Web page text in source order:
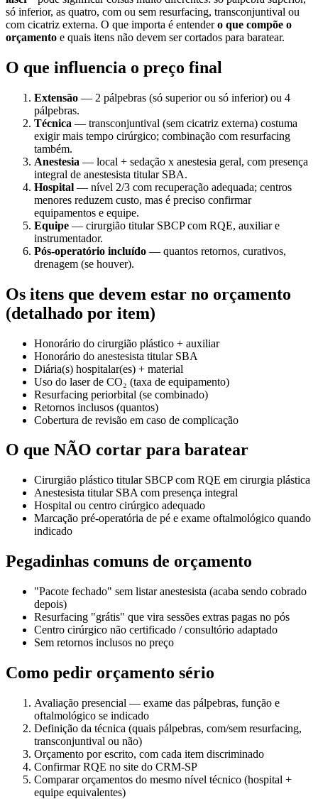
só inferior, as quatro, com ou sem resurfacing, transconjuntival ou
com cicatriz externa. O que importa é entendero que compõe o
orçamento e quais itens não devem ser cortados para baratear.
O que influencia o preço final
Extensão — 2 pálpebras (só superior ou só inferior) ou 4
pálpebras.
Técnica — transconjuntival (sem cicatriz externa) costuma
exigir mais tempo cirúrgico; combinação com resurfacing
também.
Anestesia — local + sedação x anestesia geral, com presença
integral de anestesista titular SBA.
Hospital — nível 2/3 com recuperação adequada; centros
menores reduzem custo, mas é preciso confirmar
equipamentos e equipe.
Equipe — cirurgião titular SBCP com RQE, auxiliar e
instrumentador.
Pós-operatório incluído — quantos retornos, curativos,
drenagem (se houver).
Os itens que devem estar no orçamento
(detalhado por item)
Honorário do cirurgião plástico + auxiliar
Honorário do anestesista titular SBA
Diária(s) hospitalar(es) + material
Uso do laser de CO₂ (taxa de equipamento)
Resurfacing periorbital (se combinado)
Retornos inclusos (quantos)
Cobertura de revisão em caso de complicação
O que NÃO cortar para baratear
Cirurgião plástico titular SBCP com RQE em cirurgia plástica
Anestesista titular SBA com presença integral
Hospital ou centro cirúrgico adequado
Marcação pré-operatória de pé e exame oftalmológico quando
indicado
Pegadinhas comuns de orçamento
"Pacote fechado" sem listar anestesista (acaba sendo cobrado
depois)
Resurfacing "grátis" que vira sessões extras pagas no pós
Centro cirúrgico não certificado / consultório adaptado
Sem retornos inclusos no preço
Como pedir orçamento sério
Avaliação presencial — exame das pálpebras, função e
oftalmológico se indicado
Definição da técnica (quais pálpebras, com/sem resurfacing,
transconjuntival ou não)
Orçamento por escrito, com cada item discriminado
Confirmar RQE no site do CRM-SP
Comparar orçamentos do mesmo nível técnico (hospital +
equipe equivalentes)